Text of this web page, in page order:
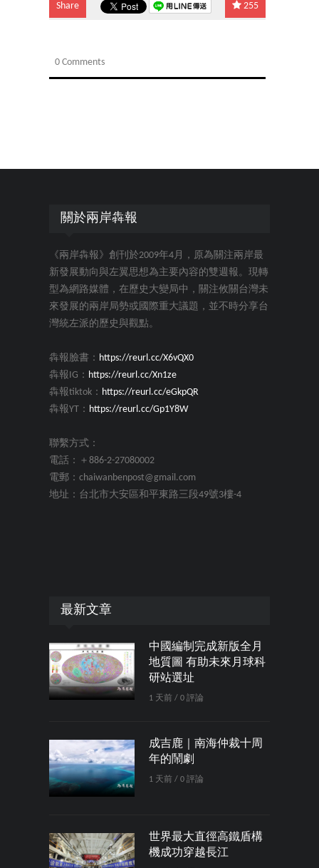
Share 255
0 Comments
關於兩岸犇報
《兩岸犇報》創刊於2009年4月，原為關注兩岸最
新發展動向與左翼思想為主要內容的雙週報。現轉
型為網路媒體，在歷史大變局中，關注攸關台灣未
來發展的兩岸局勢或國際重大議題，並不時分享台
灣統左派的歷史與觀點。
犇報臉書： https://reurl.cc/X6vQX0
犇報IG： https://reurl.cc/Xn1ze
犇報tiktok： https://reurl.cc/eGkpQR
犇報YT： https://reurl.cc/Gp1Y8W
聯繫方式：
電話：＋886-2-27080002
電郵：chaiwanbenpost@gmail.com
地址：台北市大安區和平東路三段49號3樓-4
最新文章
中國編制完成新版全月
地質圖 有助未來月球科
研站選址
1 天前 / 0 評論
成吉鹿｜南海仲裁十周
年的鬧劇
1 天前 / 0 評論
世界最大直徑高鐵盾構
機成功穿越長江